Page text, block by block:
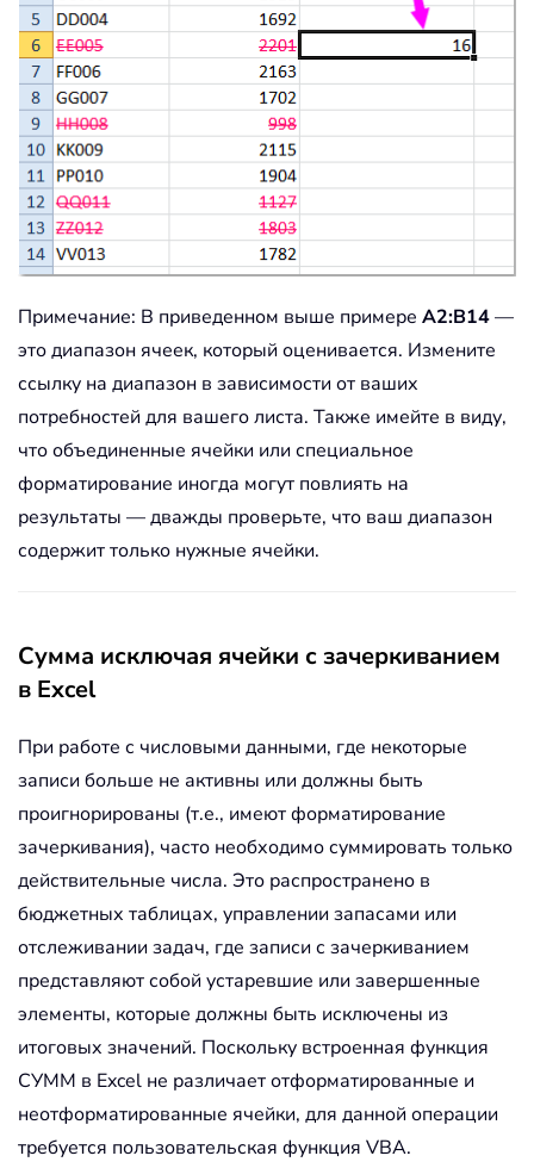
Примечание: В приведенном выше примере A2:B14—
это диапазон ячеек, который оценивается. Измените
ссылку на диапазон в зависимости от ваших
потребностей для вашего листа. Также имейте в виду,
что объединенные ячейки или специальное
форматирование иногда могут повлиять на
результаты — дважды проверьте, что ваш диапазон
содержит только нужные ячейки.
Сумма исключая ячейки с зачеркиванием
в Excel
При работе с числовыми данными, где некоторые
записи больше не активны или должны быть
проигнорированы (т.е., имеют форматирование
зачеркивания), часто необходимо суммировать только
действительные числа. Это распространено в
бюджетных таблицах, управлении запасами или
отслеживании задач, где записи с зачеркиванием
представляют собой устаревшие или завершенные
элементы, которые должны быть исключены из
итоговых значений. Поскольку встроенная функция
СУММ в Excel не различает отформатированные и
неотформатированные ячейки, для данной операции
требуется пользовательская функция VBA.